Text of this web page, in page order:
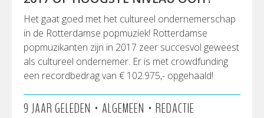
Het gaat goed met het cultureel ondernemerschap
in de Rotterdamse popmuziek! Rotterdamse
popmuzikanten zijn in 2017 zeer succesvol geweest
als cultureel ondernemer. Er is met crowdfunding
een recordbedrag van € 102.975,- opgehaald!
9 JAAR GELEDEN • ALGEMEEN • REDACTIE